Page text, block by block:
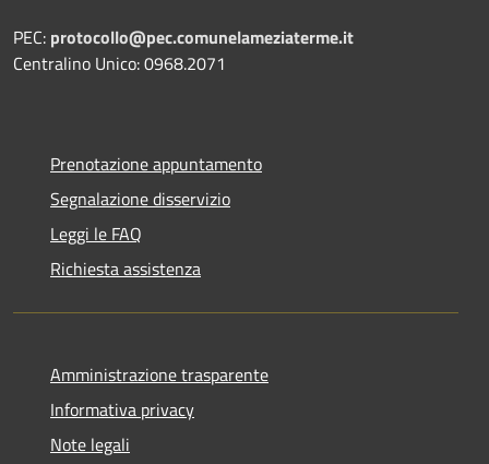
PEC: protocollo@pec.comunelameziaterme.it
Centralino Unico: 0968.2071
Prenotazione appuntamento
Segnalazione disservizio
Leggi le FAQ
Richiesta assistenza
Amministrazione trasparente
Informativa privacy
Note legali